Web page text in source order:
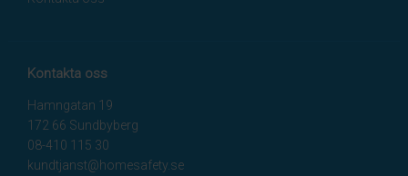
Kontakta oss
Hamngatan 19
172 66 Sundbyberg
08-410 115 30
kundtjanst@homesafety.se